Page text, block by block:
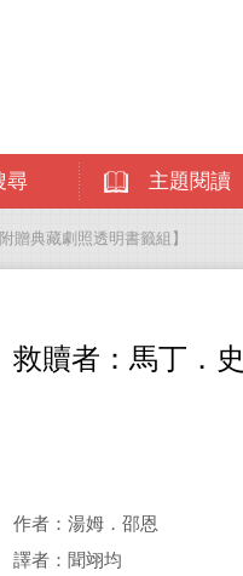
尋 主題閱讀
贈典藏劇照透明書籤組】
救贖者：馬丁．
作者：湯姆．邵恩
譯者：聞翊均